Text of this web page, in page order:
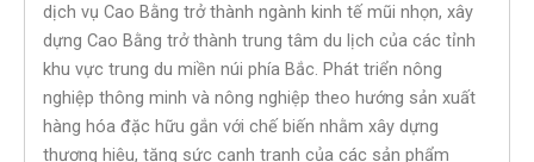
dịch vụ Cao Bằng trở thành ngành kinh tế mũi nhọn, xây
dựng Cao Bằng trở thành trung tâm du lịch của các tỉnh
khu vực trung du miền núi phía Bắc. Phát triển nông
nghiệp thông minh và nông nghiệp theo hướng sản xuất
hàng hóa đặc hữu gắn với chế biến nhằm xây dựng
thương hiệu, tăng sức cạnh tranh của các sản phẩm